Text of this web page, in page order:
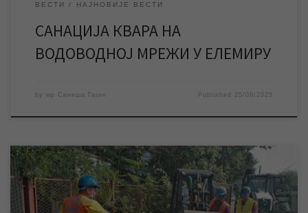
ВЕСТИ НАЈНОВИЈЕ ВЕСТИ
САНАЦИЈА КВАРА НА
ВОДОВОДНОЈ МРЕЖИ У ЕЛЕМИРУ
by мр Синиша Гајин Published 25/09/2025
У току су радови ЈКП „Водовод и канализација“ Зрењанин на